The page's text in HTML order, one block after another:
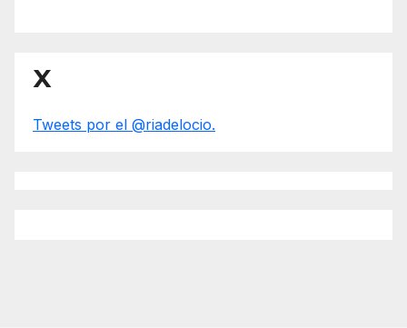
X
Tweets por el @riadelocio.